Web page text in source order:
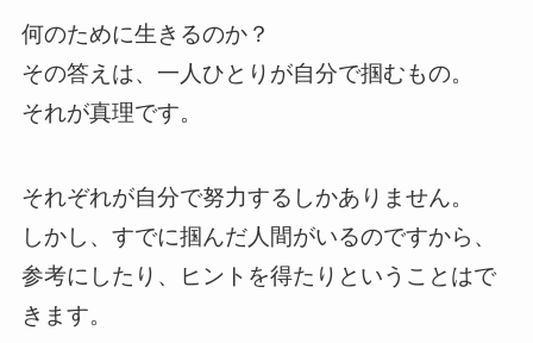
何のために生きるのか？
その答えは、一人ひとりが自分で掴むもの。
それが真理です。
それぞれが自分で努力するしかありません。
しかし、すでに掴んだ人間がいるのですから、
参考にしたり、ヒントを得たりということはで
きます。